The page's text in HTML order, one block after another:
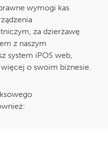
wymogi kas
za dzierżawę
z naszym
system iPOS web,
o swoim biznesie.